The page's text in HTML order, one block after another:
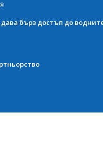
®
бърз достъп до